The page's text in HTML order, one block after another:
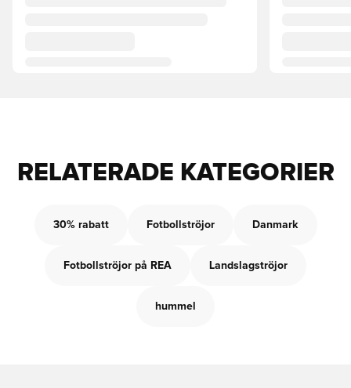
RELATERADE KATEGORIER
30% rabatt Fotbollströjor Danmark
Fotbollströjor på REA Landslagströjor
hummel